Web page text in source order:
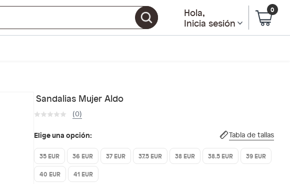
Hola,
Inicia sesión
0
Sandalias Mujer Aldo
(0)
Elige una opción: Tabla de tallas
35 EUR 36 EUR 37 EUR 37.5 EUR 38 EUR 38.5 EUR
39 EUR
40 EUR
41 EUR